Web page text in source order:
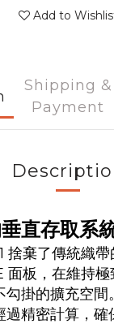
Add to
Shipping &
Payment
直存取系
棄了傳統織帶
板，在維持極
掛的擴充空間。
過精密計算，